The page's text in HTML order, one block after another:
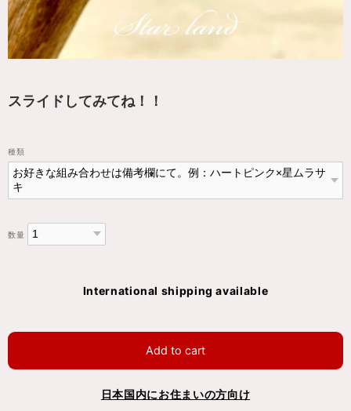
スライドしてみてね！！
種類
数量
International shipping available
Add to cart
日本国内にお住まいの方向け